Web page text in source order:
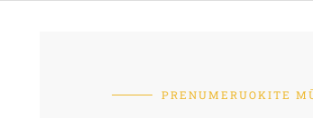
PRENUMERUOKITE